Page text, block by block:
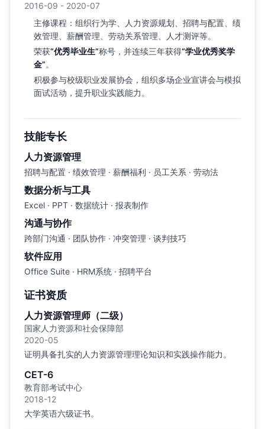
2016-09 - 2020-07
主修课程：组织行为学、人力资源规划、招聘与配置、绩
效管理、薪酬管理、劳动关系管理、人才测评等。
荣获“优秀毕业生”称号，并连续三年获得“学业优秀奖学
金”。
积极参与校级职业发展协会，组织多场企业宣讲会与模拟
面试活动，提升职业实践能力。
技能专长
人力资源管理
招聘与配置 · 绩效管理 · 薪酬福利 · 员工关系 · 劳动法
数据分析与工具
Excel · PPT · 数据统计 · 报表制作
沟通与协作
跨部门沟通 · 团队协作 · 冲突管理 · 谈判技巧
软件应用
Office Suite · HRM系统 · 招聘平台
证书资质
人力资源管理师（二级）
国家人力资源和社会保障部
2020-05
证明具备扎实的人力资源管理理论知识和实践操作能力。
CET-6
教育部考试中心
2018-12
大学英语六级证书。